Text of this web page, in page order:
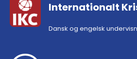
Internationalt
Dansk og engelsk